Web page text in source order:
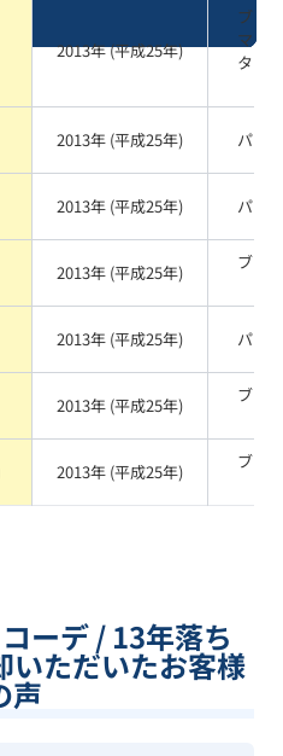
2013年 (平成25年)
ブロ
マイ
タリ
2013年 (平成25年) パール
2013年 (平成25年) パール
2013年 (平成25年)
ブラ
2013年 (平成25年) パール
2013年 (平成25年)
ブロ
2013年 (平成25年)
ブラ
ーデ / 13年落ち
ただいたお客様
声